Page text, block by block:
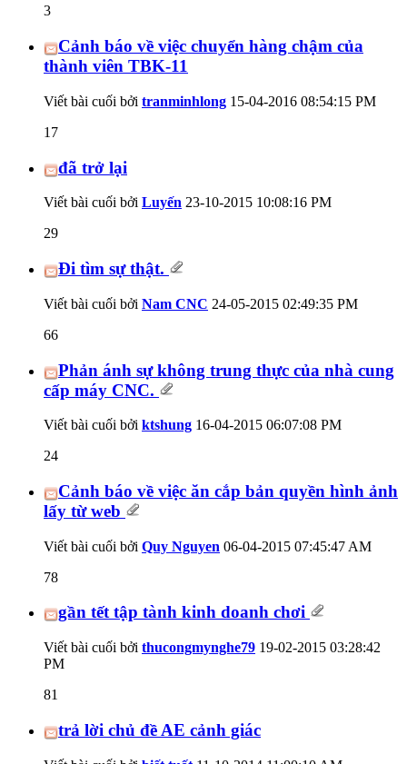
3
Cảnh báo về việc chuyển hàng chậm của
thành viên TBK-11
Viết bài cuối bởi tranminhlong 15-04-2016 08:54:15 PM
17
đã trở lại
Viết bài cuối bởi Luyến 23-10-2015 10:08:16 PM
29
Đi tìm sự thật.
Viết bài cuối bởi Nam CNC 24-05-2015 02:49:35 PM
66
Phản ánh sự không trung thực của nhà cung
cấp máy CNC.
Viết bài cuối bởi ktshung 16-04-2015 06:07:08 PM
24
Cảnh báo về việc ăn cắp bản quyền hình ảnh
lấy từ web
Viết bài cuối bởi Quy Nguyen 06-04-2015 07:45:47 AM
78
gần tết tập tành kinh doanh chơi
Viết bài cuối bởi thucongmynghe79 19-02-2015 03:28:42
PM
81
trả lời chủ đề AE cảnh giác